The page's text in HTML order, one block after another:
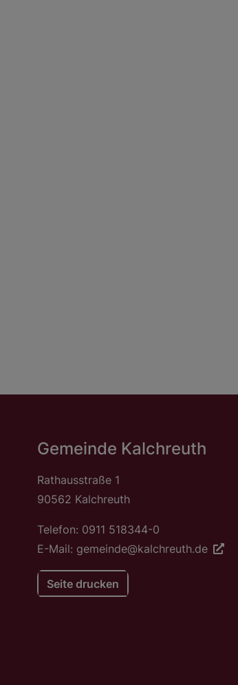
Gemeinde Kalchreuth
Rathausstraße 1
90562 Kalchreuth
Telefon: 0911 518344-0
E-Mail: gemeinde@kalchreuth.de
Seite drucken